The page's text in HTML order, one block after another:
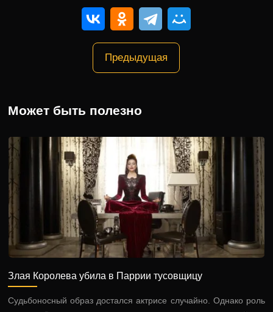
Предыдущая
Может быть полезно
Злая Королева убила в Паррии тусовщицу
Судьбоносный образ достался актрисе случайно. Однако роль